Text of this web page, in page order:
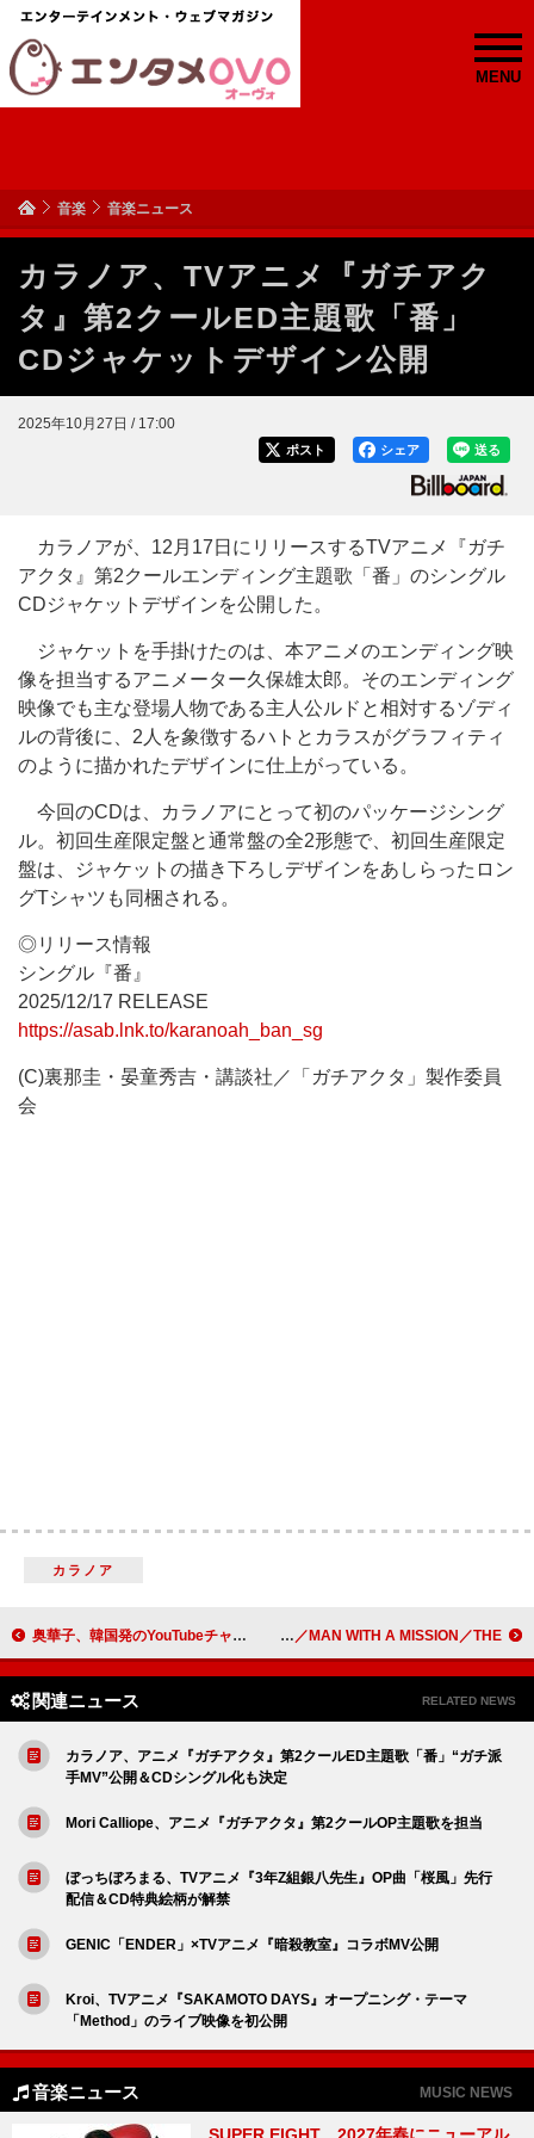
MENU
音楽 音楽ニュース
カラノア、TVアニメ『ガチアク
タ』第2クールED主題歌「番」
CDジャケットデザイン公開
2025年10月27日 / 17:00
送る
シェア
ポスト
カラノアが、12月17日にリリースするTVアニメ『ガチ
アクタ』第2クールエンディング主題歌「番」のシングル
CDジャケットデザインを公開した。
ジャケットを手掛けたのは、本アニメのエンディング映
像を担当するアニメーター久保雄太郎。そのエンディング
映像でも主な登場人物である主人公ルドと相対するゾディ
ルの背後に、2人を象徴するハトとカラスがグラフィティ
のように描かれたデザインに仕上がっている。
今回のCDは、カラノアにとって初のパッケージシング
ル。初回生産限定盤と通常盤の全2形態で、初回生産限定
盤は、ジャケットの描き下ろしデザインをあしらったロン
グTシャツも同梱される。
◎リリース情報
シングル『番』
2025/12/17 RELEASE
https://asab.lnk.to/karanoah_ban_sg
(C)裏那圭・晏童秀吉・講談社／「ガチアクタ」製作委員
会
カラノア
奥華子、韓国発のYouTubeチャンネル『dingo music』で「ガーネット」「変わらないもの」披露 9年ぶり開催【Boo Night Tour】追加アーティスト解禁 ACIDMAN／coldrain／MAN WITH A MISSION／THE&
関連ニュース RELATED NEWS
カラノア、アニメ『ガチアクタ』第2クールED主題歌「番」“ガチ派
手MV”公開＆CDシングル化も決定
Mori Calliope、アニメ『ガチアクタ』第2クールOP主題歌を担当
ぼっちぼろまる、TVアニメ『3年Z組銀八先生』OP曲「桜風」先行
配信＆CD特典絵柄が解禁
GENIC「ENDER」×TVアニメ『暗殺教室』コラボMV公開
Kroi、TVアニメ『SAKAMOTO DAYS』オープニング・テーマ
「Method」のライブ映像を初公開
音楽ニュース MUSIC NEWS